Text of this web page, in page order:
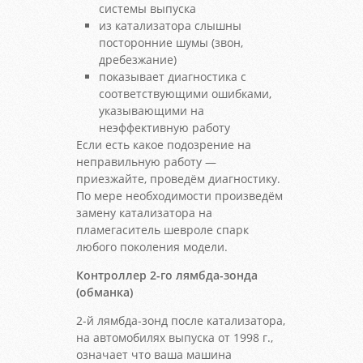
системы выпуска
из катализатора слышны
посторонние шумы (звон,
дребезжание)
показывает диагностика с
соответствующими ошибками,
указывающими на
неэффективную работу
Если есть какое подозрение на
неправильную работу —
приезжайте, проведём диагностику.
По мере необходимости произведём
замену катализатора на
пламегаситель шевроле спарк
любого поколения модели.
Контроллер 2-го лямбда-зонда
(обманка)
2-й лямбда-зонд после катализатора,
на автомобилях выпуска от 1998 г.,
означает что ваша машина